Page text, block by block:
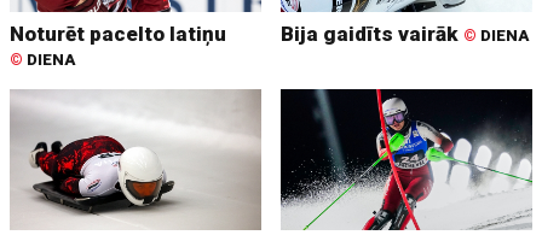
Noturēt pacelto latiņu
© DIENA
Bija gaidīts vairāk © DIENA